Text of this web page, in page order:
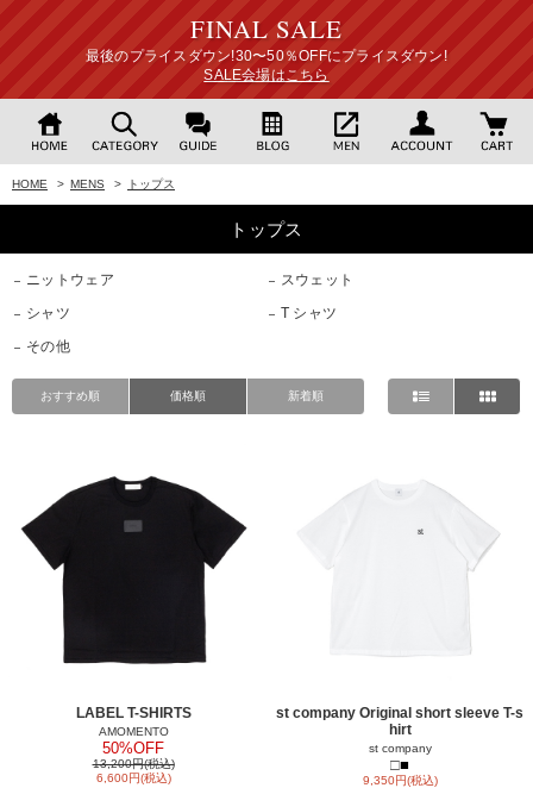
FINAL SALE
最後のプライスダウン!30〜50％OFFにプライスダウン!
SALE会場はこちら
HOME > MENS > トップス
トップス
ニットウェア
スウェット
シャツ
T シャツ
その他
おすすめ順 価格順 新着順
LABEL T-SHIRTS
AMOMENTO
50%OFF
13,200円(税込)
6,600円(税込)
st company Original short sleeve T-s
hirt
st company
□■
9,350円(税込)